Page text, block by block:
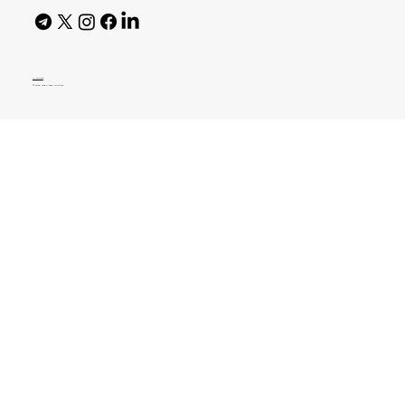
AI Policy
© 2026 High Bar Journal